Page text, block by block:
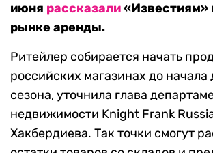
июня рассказали«Известиям»
рынке аренды.
Ритейлер собирается начать
российских магазинах до начала
сезона, уточнила глава
недвижимости Knight Frank
Хакбердиева. Так точки смогут